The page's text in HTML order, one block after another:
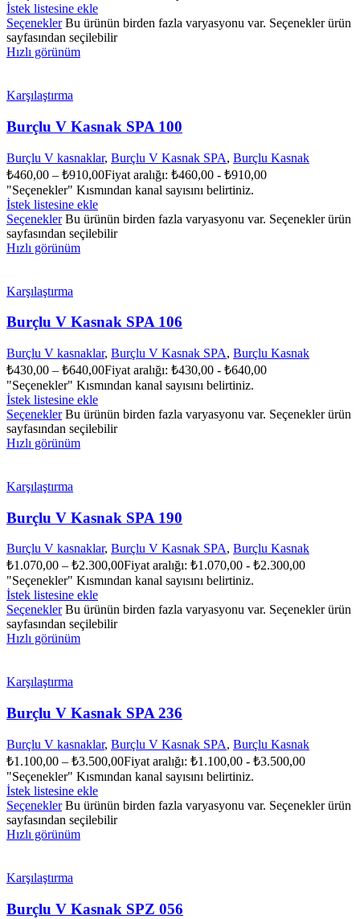
İstek listesine ekle
SeçeneklerBu ürünün birden fazla varyasyonu var. Seçenekler ürün
sayfasından seçilebilir
Hızlı görünüm
Karşılaştırma
Burçlu V Kasnak SPA 100
Burçlu V kasnaklar, Burçlu V Kasnak SPA, Burçlu Kasnak
₺460,00 – ₺910,00Fiyat aralığı: ₺460,00 - ₺910,00
"Seçenekler" Kısmından kanal sayısını belirtiniz.
İstek listesine ekle
SeçeneklerBu ürünün birden fazla varyasyonu var. Seçenekler ürün
sayfasından seçilebilir
Hızlı görünüm
Karşılaştırma
Burçlu V Kasnak SPA 106
Burçlu V kasnaklar, Burçlu V Kasnak SPA, Burçlu Kasnak
₺430,00 – ₺640,00Fiyat aralığı: ₺430,00 - ₺640,00
"Seçenekler" Kısmından kanal sayısını belirtiniz.
İstek listesine ekle
SeçeneklerBu ürünün birden fazla varyasyonu var. Seçenekler ürün
sayfasından seçilebilir
Hızlı görünüm
Karşılaştırma
Burçlu V Kasnak SPA 190
Burçlu V kasnaklar, Burçlu V Kasnak SPA, Burçlu Kasnak
₺1.070,00 – ₺2.300,00Fiyat aralığı: ₺1.070,00 - ₺2.300,00
"Seçenekler" Kısmından kanal sayısını belirtiniz.
İstek listesine ekle
SeçeneklerBu ürünün birden fazla varyasyonu var. Seçenekler ürün
sayfasından seçilebilir
Hızlı görünüm
Karşılaştırma
Burçlu V Kasnak SPA 236
Burçlu V kasnaklar, Burçlu V Kasnak SPA, Burçlu Kasnak
₺1.100,00 – ₺3.500,00Fiyat aralığı: ₺1.100,00 - ₺3.500,00
"Seçenekler" Kısmından kanal sayısını belirtiniz.
İstek listesine ekle
SeçeneklerBu ürünün birden fazla varyasyonu var. Seçenekler ürün
sayfasından seçilebilir
Hızlı görünüm
Karşılaştırma
Burçlu V Kasnak SPZ 056